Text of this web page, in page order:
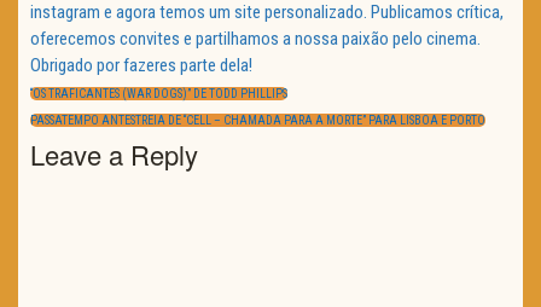
instagram e agora temos um site personalizado. Publicamos crítica,
oferecemos convites e partilhamos a nossa paixão pelo cinema.
Obrigado por fazeres parte dela!
Navegação
de
artigos
PREVIOUS
“OS TRAFICANTES (WAR DOGS)” DE TODD PHILLIPS
NEXT
PASSATEMPO ANTESTREIA DE “CELL – CHAMADA PARA A MORTE” PARA LISBOA E PORTO
Leave a Reply